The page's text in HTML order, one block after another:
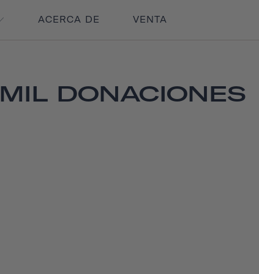
ACERCA DE VENTA
MIL DONACIONES